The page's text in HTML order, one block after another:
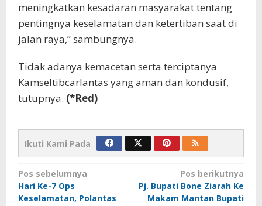
meningkatkan kesadaran masyarakat tentang
pentingnya keselamatan dan ketertiban saat di
jalan raya,” sambungnya.
Tidak adanya kemacetan serta terciptanya
Kamseltibcarlantas yang aman dan kondusif,
tutupnya. (*Red)
Ikuti Kami Pada
Navigasi
pos
Pos sebelumnya
Hari Ke-7 Ops
Keselamatan, Polantas
Pos berikutnya
Pj. Bupati Bone Ziarah Ke
Makam Mantan Bupati